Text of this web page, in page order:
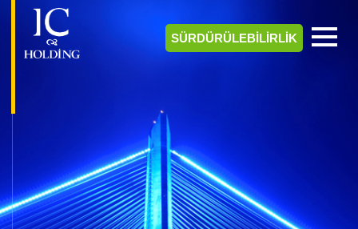
SÜRDÜRÜLEBİLİRLİK